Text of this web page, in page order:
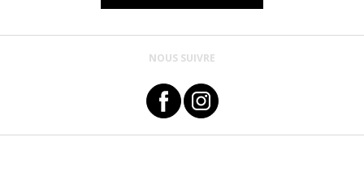
NOUS SUIVRE